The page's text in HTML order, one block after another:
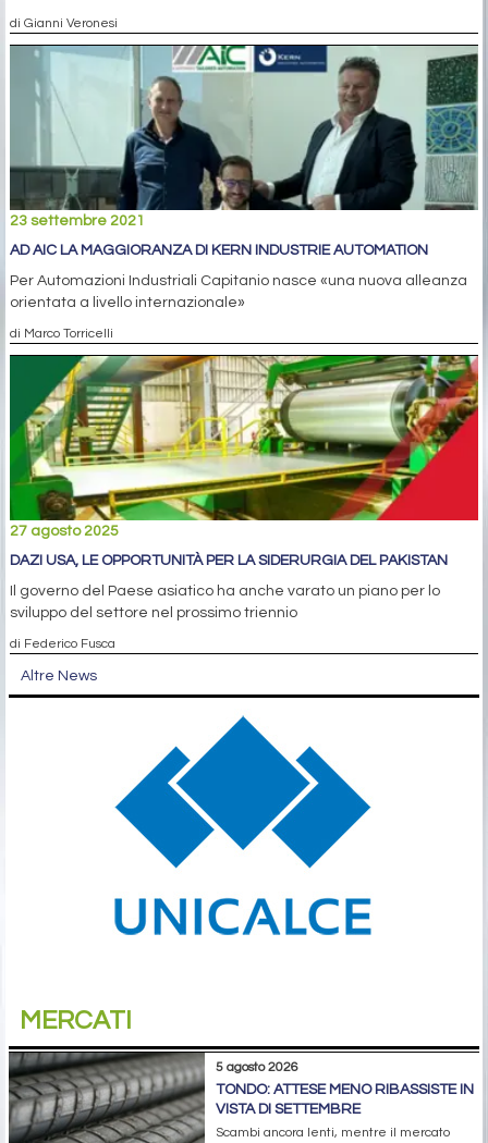
di Gianni Veronesi
23 settembre 2021
AD AIC LA MAGGIORANZA DI KERN INDUSTRIE AUTOMATION
Per Automazioni Industriali Capitanio nasce «una nuova alleanza
orientata a livello internazionale»
di Marco Torricelli
27 agosto 2025
DAZI USA, LE OPPORTUNITÀ PER LA SIDERURGIA DEL PAKISTAN
Il governo del Paese asiatico ha anche varato un piano per lo
sviluppo del settore nel prossimo triennio
di Federico Fusca
Altre News
MERCATI
5 agosto 2026
TONDO: ATTESE MENO RIBASSISTE IN
VISTA DI SETTEMBRE
Scambi ancora lenti, mentre il mercato